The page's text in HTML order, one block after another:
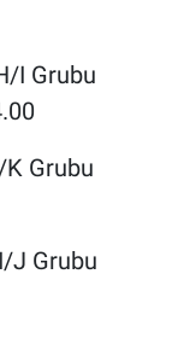
I Grubu
Grubu
J Grubu